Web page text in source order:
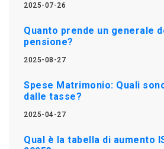
2025-07-26
Quanto prende un generale
pensione?
2025-08-27
Spese Matrimonio: Quali
dalle tasse?
2025-04-27
Qual è la tabella di aumento